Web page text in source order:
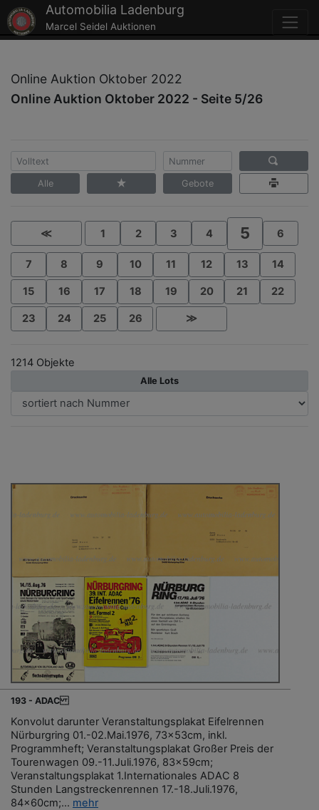
Automobilia Ladenburg
Marcel Seidel Auktionen
Online Auktion Oktober 2022
Online Auktion Oktober 2022 - Seite 5/26
Alle Gebote
≪ 1 2 3 4 5 6
7 8 9 10 11 12 13 14
15 16 17 18 19 20 21 22
23 24 25 26 ≫
1214 Objekte
Alle Lots
193 - ADAC
Konvolut darunter Veranstaltungsplakat Eifelrennen
Nürburgring 01.-02.Mai.1976, 73x53cm, inkl.
Programmheft; Veranstaltungsplakat Großer Preis der
Tourenwagen 09.-11.Juli.1976, 83x59cm;
Veranstaltungsplakat 1.Internationales ADAC 8
Stunden Langstreckenrennen 17.-18.Juli.1976,
84x60cm;... mehr